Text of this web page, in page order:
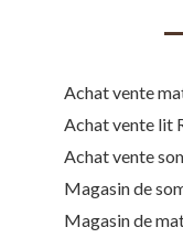
Achat vente
Achat vente lit
Achat vente
Magasin de
Magasin de